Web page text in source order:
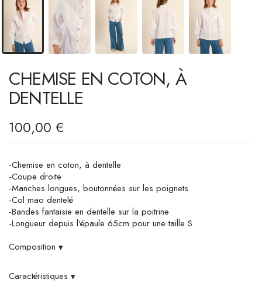
CHEMISE EN COTON, À
DENTELLE
100,00 €
-Chemise en coton, à dentelle
-Coupe droite
-Manches longues, boutonnées sur les poignets
-Col mao dentelé
-Bandes fantaisie en dentelle sur la poitrine
-Longueur depuis l'épaule 65cm pour une taille S
Composition ▾
Caractéristiques ▾